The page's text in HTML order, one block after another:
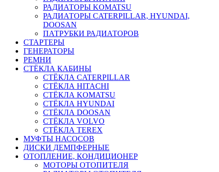
РАДИАТОРЫ KOMATSU
РАДИАТОРЫ CATERPILLAR, HYUNDAI,
DOOSAN
ПАТРУБКИ РАДИАТОРОВ
СТАРТЕРЫ
ГЕНЕРАТОРЫ
РЕМНИ
СТЁКЛА КАБИНЫ
СТЁКЛА CATERPILLAR
СТЁКЛА HITACHI
СТЁКЛА KOMATSU
СТЁКЛА HYUNDAI
СТЁКЛА DOOSAN
СТЁКЛА VOLVO
СТЁКЛА TEREX
МУФТЫ НАСОСОВ
ДИСКИ ДЕМПФЕРНЫЕ
ОТОПЛЕНИЕ, КОНДИЦИОНЕР
МОТОРЫ ОТОПИТЕЛЯ